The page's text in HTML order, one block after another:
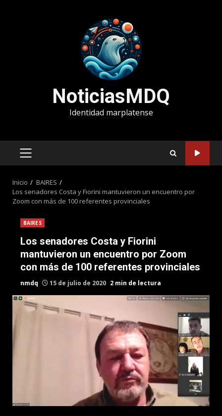
NoticiasMDQ
Identidad marplatense
MENÚ
Inicio
BAIRES
Los senadores Costa y Fiorini mantuvieron un encuentro por
Zoom con más de 100 referentes provinciales
BAIRES
Los senadores Costa y Fiorini
mantuvieron un encuentro por Zoom
con más de 100 referentes provinciales
nmdq 15 de julio de 2020 2 min de lectura